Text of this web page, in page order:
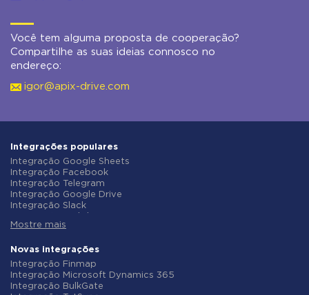
Você tem alguma proposta de cooperação?
Compartilhe as suas ideias connosco no
endereço:
igor@apix-drive.com
Integrações populares
Integração Google Sheets
Integração Facebook
Integração Telegram
Integração Google Drive
Integração Slack
Integração Gmail
Integração ClickUp
Integração Airtable
Integração Google Contacts
Integração OpenAI (ChatGPT)
Mostre mais
Novas integrações
Integração Finmap
Integração Microsoft Dynamics 365
Integração BulkGate